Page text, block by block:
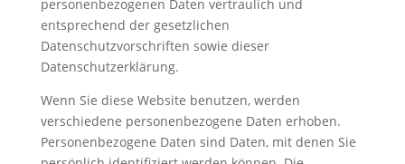
personenbezogenen Daten vertraulich und
entsprechend der gesetzlichen
Datenschutzvorschriften sowie dieser
Datenschutzerklärung.
Wenn Sie diese Website benutzen, werden
verschiedene personenbezogene Daten erhoben.
Personenbezogene Daten sind Daten, mit denen Sie